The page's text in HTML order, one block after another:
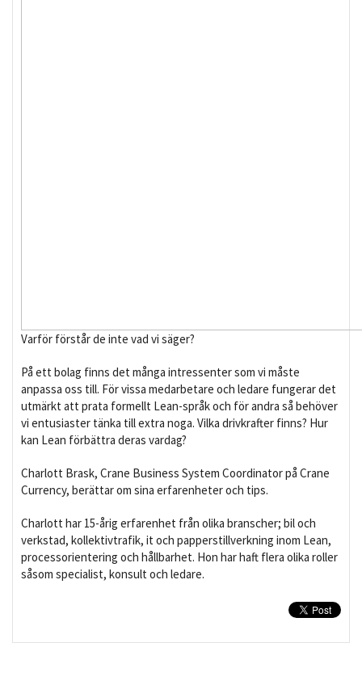
Varför förstår de inte vad vi säger?
På ett bolag finns det många intressenter som vi måste
anpassa oss till. För vissa medarbetare och ledare fungerar det
utmärkt att prata formellt Lean-språk och för andra så behöver
vi entusiaster tänka till extra noga. Vilka drivkrafter finns? Hur
kan Lean förbättra deras vardag?
Charlott Brask, Crane Business System Coordinator på Crane
Currency, berättar om sina erfarenheter och tips.
Charlott har 15-årig erfarenhet från olika branscher; bil och
verkstad, kollektivtrafik, it och papperstillverkning inom Lean,
processorientering och hållbarhet. Hon har haft flera olika roller
såsom specialist, konsult och ledare.